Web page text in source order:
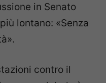
in Senato
lontano: «Senza
contro il